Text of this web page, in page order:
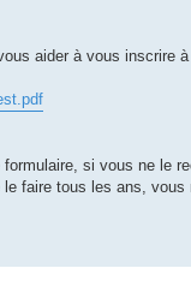
aider à vous inscrire à
si vous ne le
faire tous les ans, vous